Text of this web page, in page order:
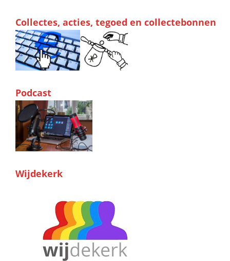
Collectes, acties, tegoed en collectebonnen
Podcast
Wijdekerk